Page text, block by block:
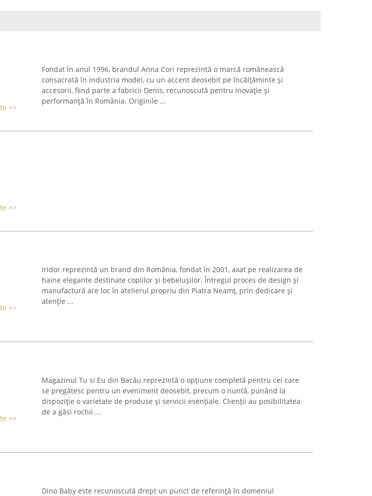
>>
Fondat în anul 1996, brandul Anna Cori reprezintă o marcă românească
consacrată în industria modei, cu un accent deosebit pe încălțăminte și
accesorii, fiind parte a fabricii Denis, recunoscută pentru inovație și
performanță în România. Originile ...
>>
>>
Iridor reprezintă un brand din România, fondat în 2001, axat pe realizarea de
haine elegante destinate copiilor și bebelușilor. Întregul proces de design și
manufactură are loc în atelierul propriu din Piatra Neamț, prin dedicare și
atenție ...
>>
Magazinul Tu si Eu din Bacău reprezintă o opțiune completă pentru cei care
se pregătesc pentru un eveniment deosebit, precum o nuntă, punând la
dispoziție o varietate de produse și servicii esențiale. Clienții au posibilitatea
de a găsi rochii ...
Dino Baby este recunoscută drept un punct de referință în domeniul